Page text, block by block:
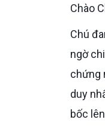
Chú
ngờ
chứng
duy
bốc